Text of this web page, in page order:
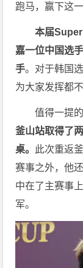
跑马，赢下这
本届
嘉一位中国选
手。对于韩国
为大家发挥都
值得一提
釜山站取得了
桌。 此次重返
赛事之外，他
中在了主赛事
军。